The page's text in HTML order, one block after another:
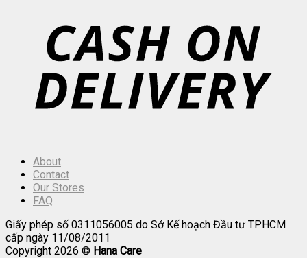
About
Contact
Our Stores
FAQ
Giấy phép số 0311056005 do Sở Kế hoạch Đầu tư TPHCM
cấp ngày 11/08/2011
Copyright 2026 © Hana Care